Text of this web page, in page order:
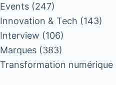
Events (247)
Innovation & Tech (143)
Interview (106)
Marques (383)
Transformation numérique